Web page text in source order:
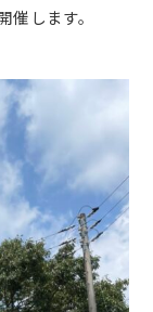
します。